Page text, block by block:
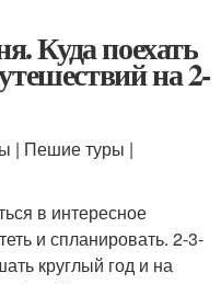
Куда поехать
на 2-
| Пешие туры |
в интересное
и спланировать. 2-3-
круглый год и на